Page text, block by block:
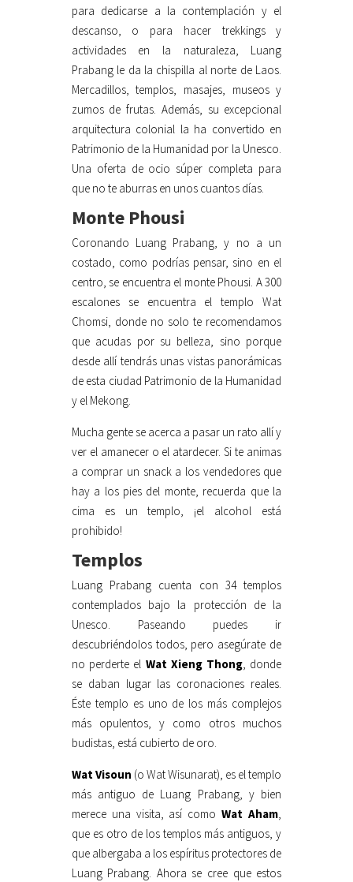
para dedicarse a la contemplación y el
descanso, o para hacer trekkings y
actividades en la naturaleza, Luang
Prabang le da la chispilla al norte de Laos.
Mercadillos, templos, masajes, museos y
zumos de frutas. Además, su excepcional
arquitectura colonial la ha convertido en
Patrimonio de la Humanidad por la Unesco.
Una oferta de ocio súper completa para
que no te aburras en unos cuantos días.
Monte Phousi
Coronando Luang Prabang, y no a un
costado, como podrías pensar, sino en el
centro, se encuentra el monte Phousi. A 300
escalones se encuentra el templo Wat
Chomsi, donde no solo te recomendamos
que acudas por su belleza, sino porque
desde allí tendrás unas vistas panorámicas
de esta ciudad Patrimonio de la Humanidad
y el Mekong.
Mucha gente se acerca a pasar un rato allí y
ver el amanecer o el atardecer. Si te animas
a comprar un snack a los vendedores que
hay a los pies del monte, recuerda que la
cima es un templo, ¡el alcohol está
prohibido!
Templos
Luang Prabang cuenta con 34 templos
contemplados bajo la protección de la
Unesco. Paseando puedes ir
descubriéndolos todos, pero asegúrate de
no perderte el Wat Xieng Thong, donde
se daban lugar las coronaciones reales.
Éste templo es uno de los más complejos
más opulentos, y como otros muchos
budistas, está cubierto de oro.
Wat Visoun (o Wat Wisunarat), es el templo
más antiguo de Luang Prabang, y bien
merece una visita, así comoWat Aham,
que es otro de los templos más antiguos, y
que albergaba a los espíritus protectores de
Luang Prabang. Ahora se cree que estos